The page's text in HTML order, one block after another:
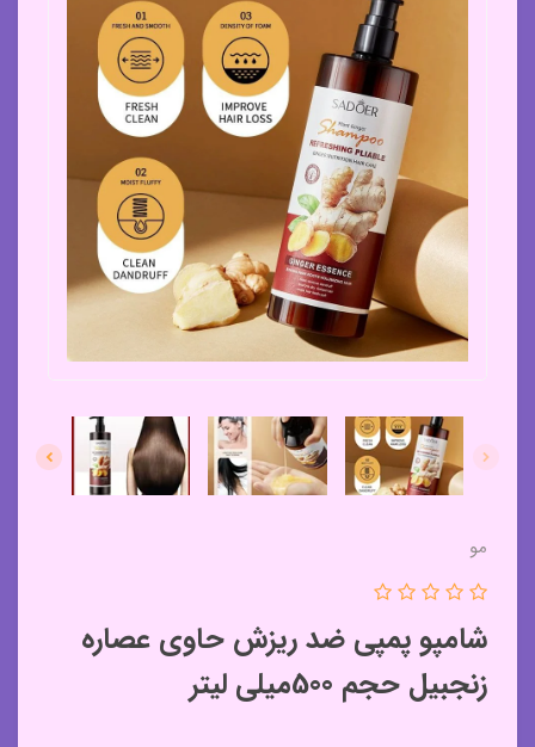
مو
شامپو پمپی ضد ریزش حاوی عصاره
زنجبیل حجم 500میلی لیتر